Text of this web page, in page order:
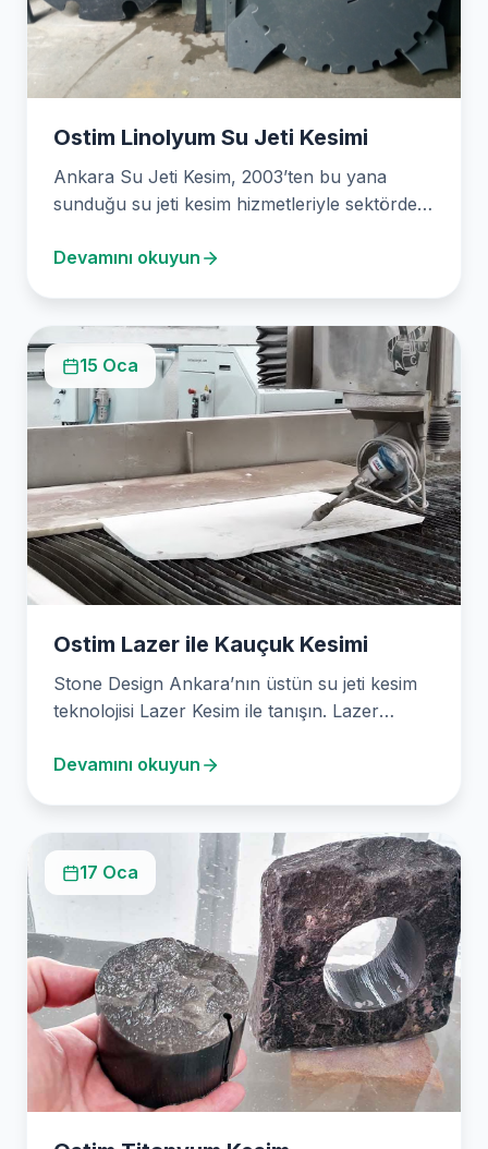
Ostim Linolyum Su Jeti Kesimi
Ankara Su Jeti Kesim, 2003’ten bu yana
sunduğu su jeti kesim hizmetleriyle sektördeki
Devamını okuyun
15 Oca
Ostim Lazer ile Kauçuk Kesimi
Stone Design Ankara’nın üstün su jeti kesim
teknolojisi Lazer Kesim ile tanışın. Lazer
Devamını okuyun
17 Oca